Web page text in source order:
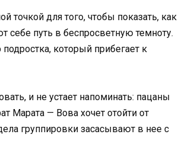
точкой для того, чтобы показать, как
путь в беспросветную темноту.
который прибегает к
и не устает напоминать: пацаны
Марата — Вова хочет отойти от
группировки засасывают в нее с